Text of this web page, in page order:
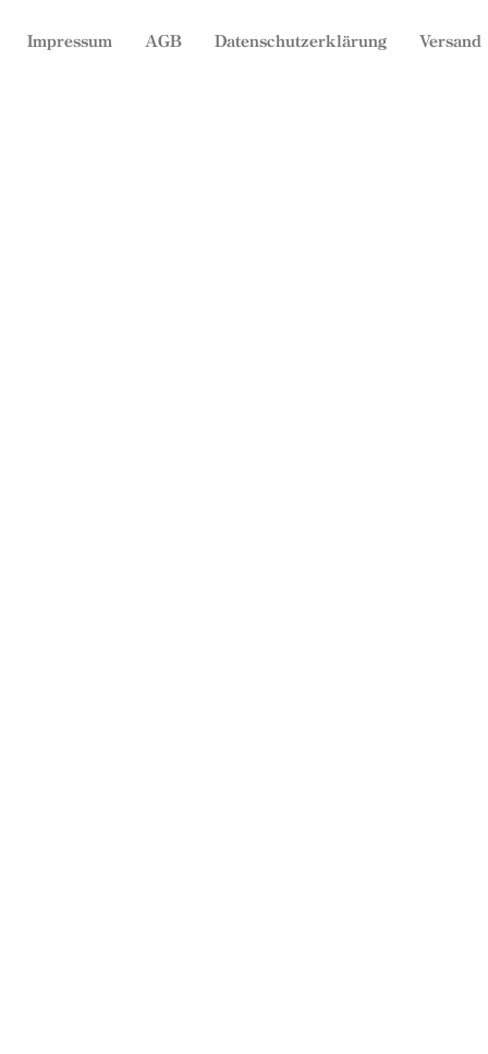
Impressum AGB Datenschutzerklärung Versand